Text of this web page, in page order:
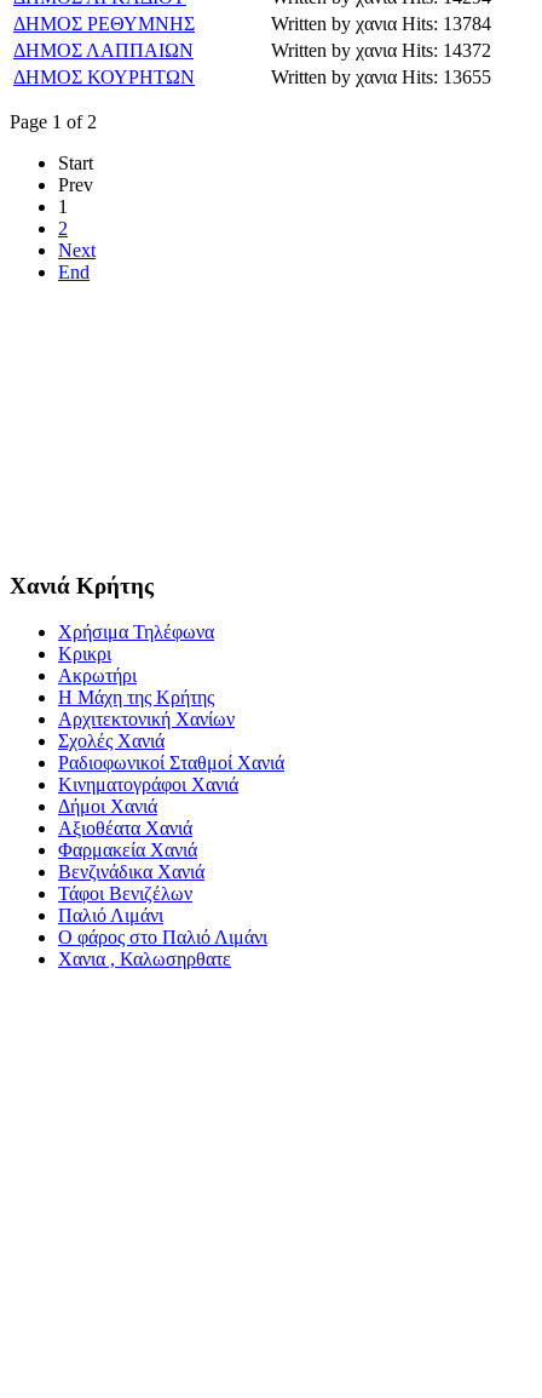
ΔΗΜΟΣ ΡΕΘΥΜΝΗΣ
Written by χανια Hits: 13784
ΔΗΜΟΣ ΛΑΠΠΑΙΩΝ
Written by χανια Hits: 14372
ΔΗΜΟΣ ΚΟΥΡΗΤΩΝ
Written by χανια Hits: 13655
Page 1 of 2
Start
Prev
1
2
Next
End
Χανιά Κρήτης
Χρήσιμα Τηλέφωνα
Κρικρι
Ακρωτήρι
Η Μάχη της Κρήτης
Αρχιτεκτονική Χανίων
Σχολές Χανιά
Ραδιοφωνικοί Σταθμοί Χανιά
Κινηματογράφοι Χανιά
Δήμοι Χανιά
Αξιοθέατα Χανιά
Φαρμακεία Χανιά
Βενζινάδικα Χανιά
Τάφοι Βενιζέλων
Παλιό Λιμάνι
Ο φάρος στο Παλιό Λιμάνι
Χανια , Καλωσηρθατε